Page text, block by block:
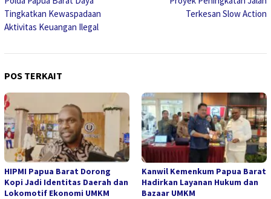
Tingkatkan Kewaspadaan
Aktivitas Keuangan Ilegal
Terkesan Slow Action
POS TERKAIT
HIPMI Papua Barat Dorong
Kopi Jadi Identitas Daerah dan
Lokomotif Ekonomi UMKM
Kanwil Kemenkum Papua Barat
Hadirkan Layanan Hukum dan
Bazaar UMKM